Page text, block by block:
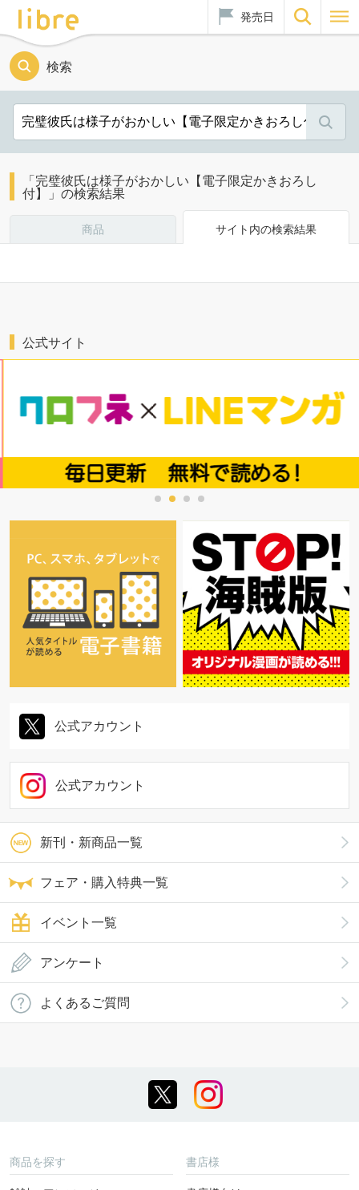
発売日
検索
「完璧彼氏は様子がおかしい【電子限定かきおろし
付】」の検索結果
商品 サイト内の検索結果
新刊・新商品一覧
フェア・購入特典一覧
イベント一覧
公式サイト
公式アカウント
公式アカウント
アンケート
よくあるご質問
商品を探す 書店様